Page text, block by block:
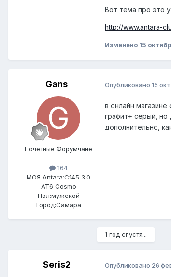
Вот тема про это
http://www.antara-
Изменено 15
Gans
Почетные Форумчане
164
МОЯ Antara:C145 3.0
AT6 Cosmo
Пол:мужской
Город:Самара
Опубликовано 15
в онлайн
графит+ серый, но
дополнительно,
1 год спустя...
Seris2 Опубликовано 26